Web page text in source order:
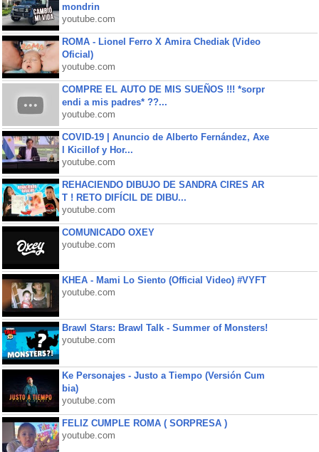
mondrin
youtube.com
ROMA - Lionel Ferro X Amira Chediak (Video
Oficial)
youtube.com
COMPRE EL AUTO DE MIS SUEÑOS !!! *sorpr
endi a mis padres* ??...
youtube.com
COVID-19 | Anuncio de Alberto Fernández, Axe
l Kicillof y Hor...
youtube.com
REHACIENDO DIBUJO DE SANDRA CIRES AR
T ! RETO DIFÍCIL DE DIBU...
youtube.com
COMUNICADO OXEY
youtube.com
KHEA - Mami Lo Siento (Official Video) #VYFT
youtube.com
Brawl Stars: Brawl Talk - Summer of Monsters!
youtube.com
Ke Personajes - Justo a Tiempo (Versión Cum
bia)
youtube.com
FELIZ CUMPLE ROMA ( SORPRESA )
youtube.com